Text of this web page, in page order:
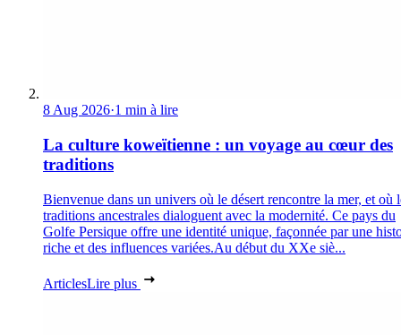
8 Aug 2026·1 min à lire
La culture koweïtienne : un voyage au cœur des
traditions
Bienvenue dans un univers où le désert rencontre la mer, et où
traditions ancestrales dialoguent avec la modernité. Ce pays du
Golfe Persique offre une identité unique, façonnée par une
riche et des influences variées.Au début du XXe siè...
ArticlesLire plus